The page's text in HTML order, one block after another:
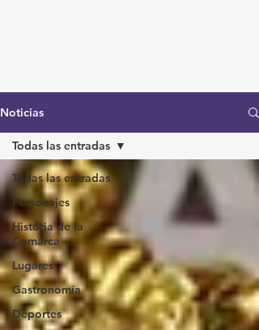
Noticias
Todas las entradas
Personajes
Historia de la
Comarca
Lugares
Gastronomía
Deportes
Todas las entradas